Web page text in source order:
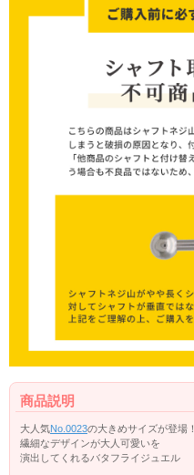
商品説明
大人気No.0023の大きめサイズが登場！
繊細なデザインが大人可愛いを
演出してくれるバタフライジュエル